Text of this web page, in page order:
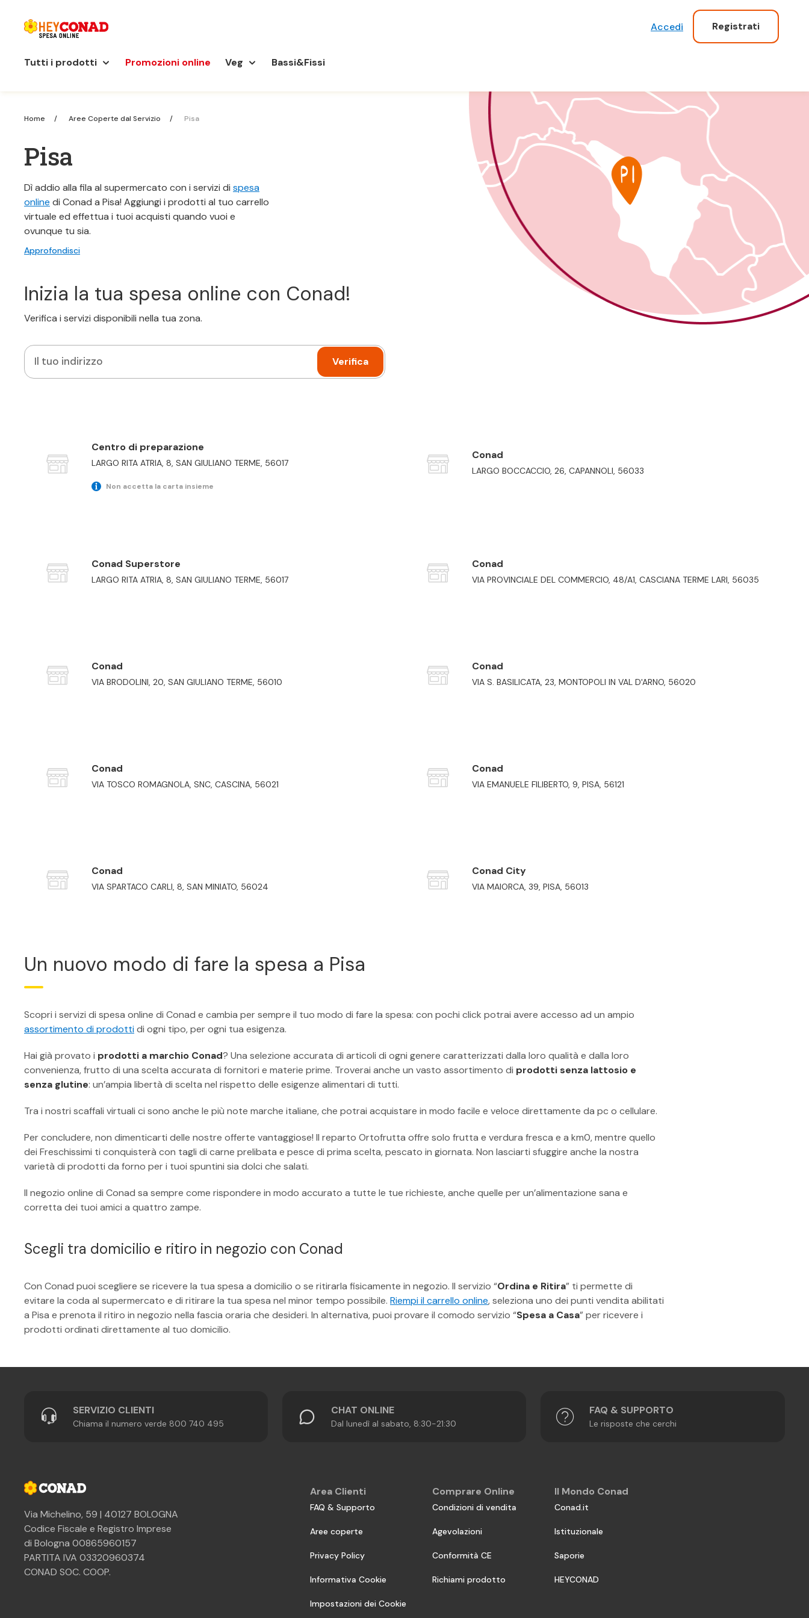
Accedi Registrati
Tutti i prodotti Promozioni online Veg Bassi&Fissi
Home Aree Coperte dal Servizio Pisa
Pisa
Dì addio alla fila al supermercato con i servizi di spesa
online di Conad a Pisa! Aggiungi i prodotti al tuo carrello
virtuale ed effettua i tuoi acquisti quando vuoi e
ovunque tu sia.
Approfondisci
Inizia la tua spesa online con Conad!
Verifica i servizi disponibili nella tua zona.
Il tuo indirizzo Verifica
Centro di preparazione
LARGO RITA ATRIA, 8, SAN GIULIANO TERME, 56017
Non accetta la carta insieme
Conad
LARGO BOCCACCIO, 26, CAPANNOLI, 56033
Conad Superstore
LARGO RITA ATRIA, 8, SAN GIULIANO TERME, 56017
Conad
VIA PROVINCIALE DEL COMMERCIO, 48/A1, CASCIANA TERME LARI, 56035
Conad
VIA BRODOLINI, 20, SAN GIULIANO TERME, 56010
Conad
VIA S. BASILICATA, 23, MONTOPOLI IN VAL D'ARNO, 56020
Conad
VIA TOSCO ROMAGNOLA, SNC, CASCINA, 56021
Conad
VIA EMANUELE FILIBERTO, 9, PISA, 56121
Conad
VIA SPARTACO CARLI, 8, SAN MINIATO, 56024
Conad City
VIA MAIORCA, 39, PISA, 56013
Un nuovo modo di fare la spesa a Pisa
Scopri i servizi di spesa online di Conad e cambia per sempre il tuo modo di fare la spesa: con pochi click potrai avere accesso ad un ampio
assortimento di prodottidi ogni tipo, per ogni tua esigenza.
Hai già provato i prodotti a marchio Conad? Una selezione accurata di articoli di ogni genere caratterizzati dalla loro qualità e dalla loro
convenienza, frutto di una scelta accurata di fornitori e materie prime. Troverai anche un vasto assortimento di prodotti senza lattosio e
senza glutine: un’ampia libertà di scelta nel rispetto delle esigenze alimentari di tutti.
Tra i nostri scaffali virtuali ci sono anche le più note marche italiane, che potrai acquistare in modo facile e veloce direttamente da pc o cellulare.
Per concludere, non dimenticarti delle nostre offerte vantaggiose! Il reparto Ortofrutta offre solo frutta e verdura fresca e a km0, mentre quello
dei Freschissimi ti conquisterà con tagli di carne prelibata e pesce di prima scelta, pescato in giornata. Non lasciarti sfuggire anche la nostra
varietà di prodotti da forno per i tuoi spuntini sia dolci che salati.
Il negozio online di Conad sa sempre come rispondere in modo accurato a tutte le tue richieste, anche quelle per un’alimentazione sana e
corretta dei tuoi amici a quattro zampe.
Scegli tra domicilio e ritiro in negozio con Conad
Con Conad puoi scegliere se ricevere la tua spesa a domicilio o se ritirarla fisicamente in negozio. Il servizio “Ordina e Ritira” ti permette di
evitare la coda al supermercato e di ritirare la tua spesa nel minor tempo possibile. Riempi il carrello online, seleziona uno dei punti vendita abilitati
a Pisa e prenota il ritiro in negozio nella fascia oraria che desideri. In alternativa, puoi provare il comodo servizio “Spesa a Casa” per ricevere i
prodotti ordinati direttamente al tuo domicilio.
SERVIZIO CLIENTI
Chiama il numero verde 800 740 495
CHAT ONLINE
Dal lunedì al sabato, 8:30-21:30
FAQ & SUPPORTO
Le risposte che cerchi
Via Michelino, 59 | 40127 BOLOGNA
Codice Fiscale e Registro Imprese
di Bologna 00865960157
PARTITA IVA 03320960374
CONAD SOC. COOP.
Area Clienti
FAQ & Supporto
Aree coperte
Privacy Policy
Informativa Cookie
Impostazioni dei Cookie
Comprare Online
Condizioni di vendita
Agevolazioni
Conformità CE
Richiami prodotto
Il Mondo Conad
Conad.it
Istituzionale
Saporie
HEYCONAD